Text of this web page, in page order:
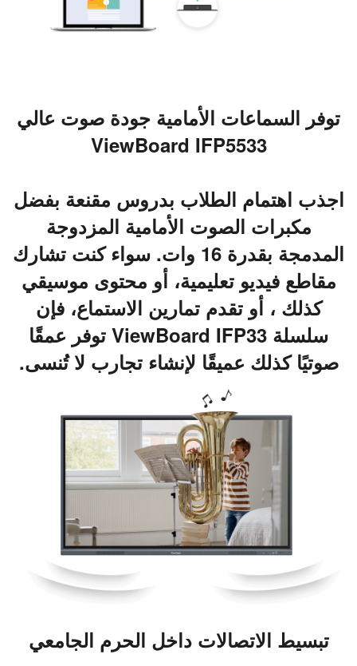
توفر السماعات الأمامية جودة صوت عالي
ViewBoard IFP5533
اجذب اهتمام الطلاب بدروس مقنعة بفضل
مكبرات الصوت الأمامية المزدوجة
المدمجة بقدرة 16 وات. سواء كنت تشارك
مقاطع فيديو تعليمية، أو محتوى موسيقي
كذلك ، أو تقدم تمارين الاستماع، فإن
سلسلة ViewBoard IFP33 توفر عمقًا
صوتيًا كذلك عميقًا لإنشاء تجارب لا تُنسى.
تبسيط الاتصالات داخل الحرم الجامعي